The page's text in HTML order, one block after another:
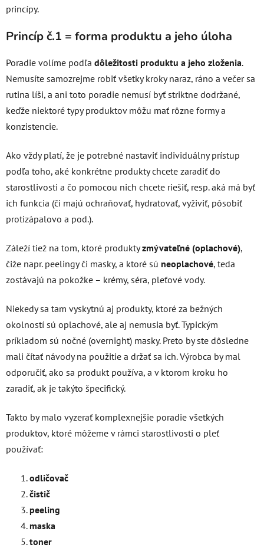
princípy.
Princíp č.1 = forma produktu a jeho úloha
Poradie volíme podľa dôležitosti produktu a jeho zloženia.
Nemusíte samozrejme robiť všetky kroky naraz, ráno a večer sa
rutina líši, a ani toto poradie nemusí byť striktne dodržané,
keďže niektoré typy produktov môžu mať rôzne formy a
konzistencie.
Ako vždy platí, že je potrebné nastaviť individuálny prístup
podľa toho, aké konkrétne produkty chcete zaradiť do
starostlivosti a čo pomocou nich chcete riešiť, resp. aká má byť
ich funkcia (či majú ochraňovať, hydratovať, vyživiť, pôsobiť
protizápalovo a pod.).
Záleží tiež na tom, ktoré produkty zmývateľné (oplachové),
čiže napr. peelingy či masky, a ktoré sú neoplachové, teda
zostávajú na pokožke – krémy, séra, pleťové vody.
Niekedy sa tam vyskytnú aj produkty, ktoré za bežných
okolností sú oplachové, ale aj nemusia byť. Typickým
príkladom sú nočné (overnight) masky. Preto by ste dôsledne
mali čítať návody na použitie a držať sa ich. Výrobca by mal
odporučiť, ako sa produkt používa, a v ktorom kroku ho
zaradiť, ak je takýto špecifický.
Takto by malo vyzerať komplexnejšie poradie všetkých
produktov, ktoré môžeme v rámci starostlivosti o pleť
používať:
odličovač
čistič
peeling
maska
toner